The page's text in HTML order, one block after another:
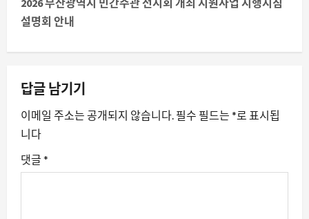
비
게
이
션
2026 부산광역시 민간주관 전시회 개최 지원사업 시행지침
설명회 안내
답글 남기기
이메일 주소는 공개되지 않습니다. 필수 필드는 *로 표시됩
니다
댓글 *